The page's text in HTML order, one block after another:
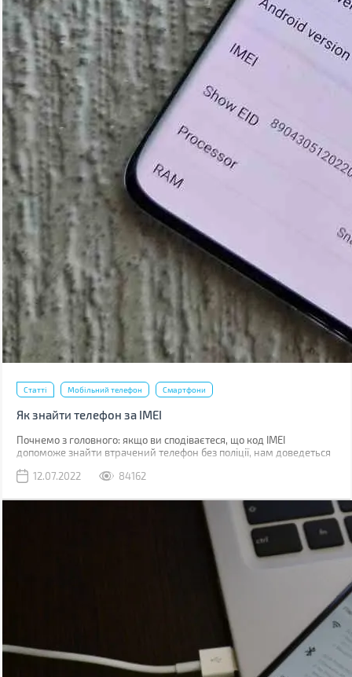
Статті Мобільний телефон Смартфони
Як знайти телефон за IMEI
Почнемо з головного: якщо ви сподіваєтеся, що код IMEI
допоможе знайти втрачений телефон без поліції, нам доведеться
допоможе абсолютно. Якщо його вкрали, IMEI слід повідомити
12.07.2022 84162